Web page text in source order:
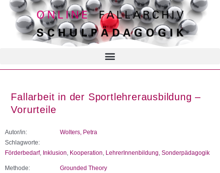
Fallarbeit in der Sportlehrerausbildung –
Vorurteile
Autor/in:
Wolters, Petra
Schlagworte:
Förderbedarf, Inklusion Kooperation LehrerInnenbildung Sonderpädagogik
Methode:
Grounded Theory